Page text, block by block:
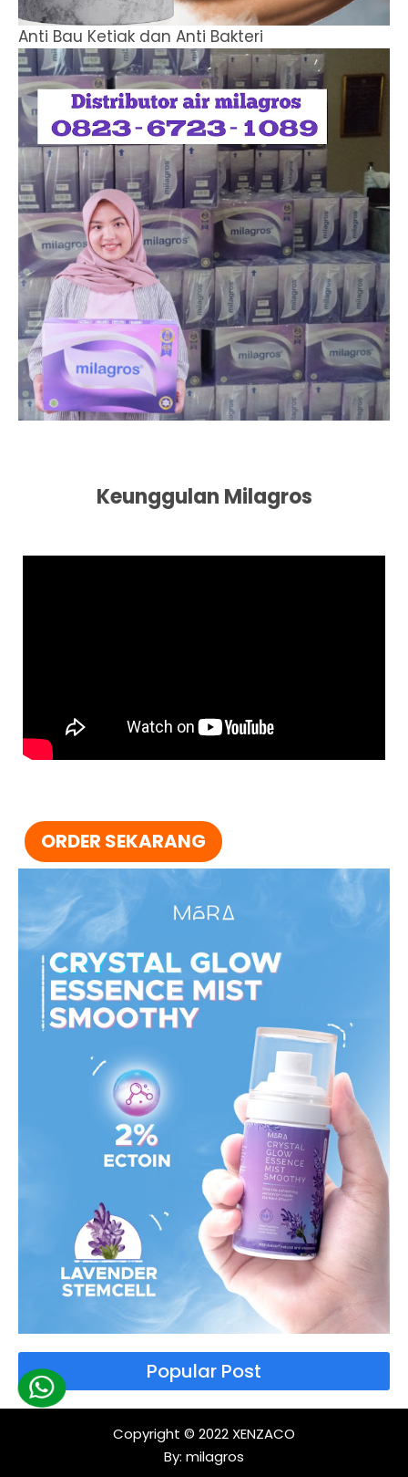
Anti Bau Ketiak dan Anti Bakteri
Keunggulan Milagros
ORDER SEKARANG
Popular Post
Copyright © 2022 XENZACO
By: milagros